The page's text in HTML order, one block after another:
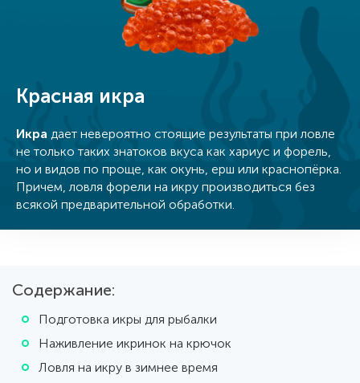
Красная икра
Икра дает невероятно стоящие результаты при ловле
не только таких знатоков вкуса как хариус и форель,
но и видов по проще, как окунь, ерш или краснопёрка.
Причем, ловля форели на икру производиться без
всякой предваритель­ной обработки.
Содержание:
Подготовка икры для рыбалки
Наживление икринок на крючок
Ловля на икру в зимнее время